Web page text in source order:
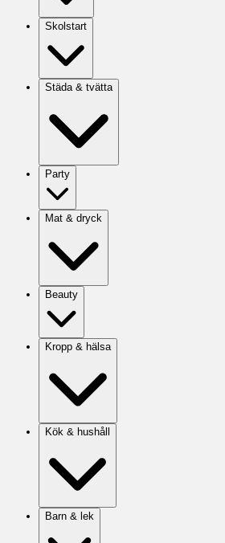
Skolstart
Städa & tvätta
Party
Mat & dryck
Beauty
Kropp & hälsa
Kök & hushåll
Barn & lek